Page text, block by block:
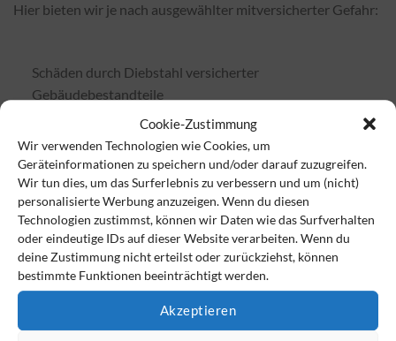
Cookie-Zustimmung
Wir verwenden Technologien wie Cookies, um
Geräteinformationen zu speichern und/oder darauf zuzugreifen.
Wir tun dies, um das Surferlebnis zu verbessern und um (nicht)
personalisierte Werbung anzuzeigen. Wenn du diesen
Technologien zustimmst, können wir Daten wie das Surfverhalten
oder eindeutige IDs auf dieser Website verarbeiten. Wenn du
deine Zustimmung nicht erteilst oder zurückziehst, können
bestimmte Funktionen beeinträchtigt werden.
Akzeptieren
Hier bieten wir je nach ausgewählter mitversicherter Gefahr:
Schäden durch Diebstahl versicherter
Gebäudebestandteile
Gebäudebeschädigungen infolge Falschalarms
eines Rauchmelders
Mietausfall bis zu 24 Monate
Mehrkosten für umweltfreundliche Maßnahmen
Kosten für die Wiederherstellung oder
Reproduktion von individuellen Programmen,
individuellen Daten und individuellen
Datenträgern der technischen
Gebäudebestandteile